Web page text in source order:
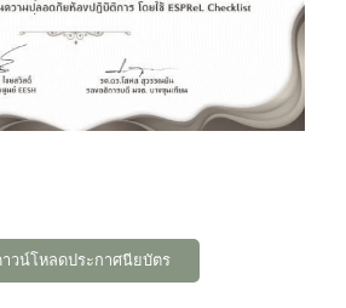
าวน์โหลดประกาศนียบัตร